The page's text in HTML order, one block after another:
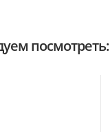
посмотреть: